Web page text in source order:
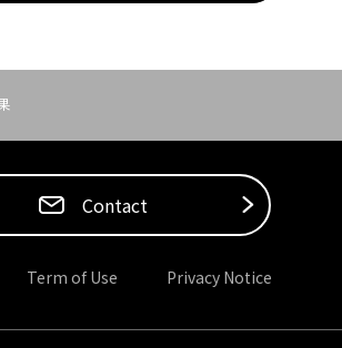
Contact
Term of Use Privacy Notice